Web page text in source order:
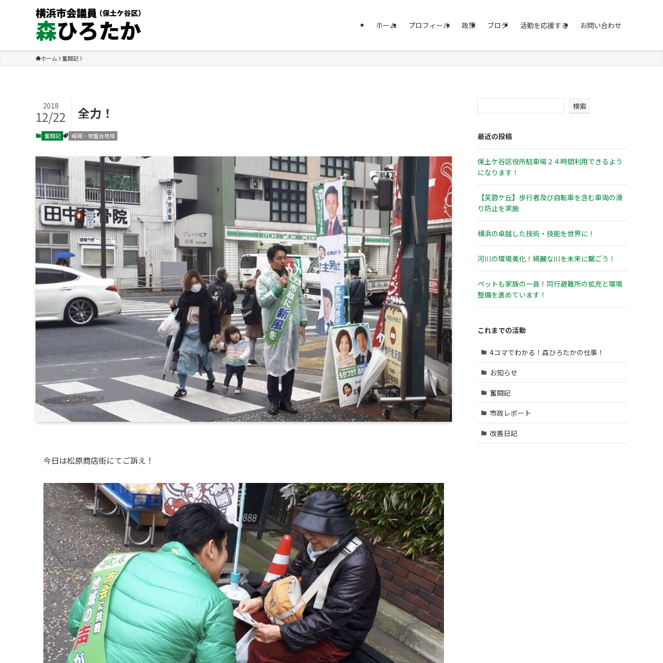
ホーム プロフィール 政策 ブログ 活動を応援する お問い合わせ
ホーム 奮闘記
全力！
2018
12/22
奮闘記 峰岡・常盤台地域
今日は松原商店街にてご訴え！
検索
最近の投稿
保土ケ谷区役所駐車場２４時間利用できるよう
になります！
【芙蓉ケ丘】歩行者及び自転車を含む車両の滑
り防止を実施
横浜の卓越した技術・技能を世界に！
河川の環境美化！綺麗な川を未来に繋ごう！
ペットも家族の一員！同行避難所の拡充と環境
整備を進めています！
これまでの活動
4コマでわかる！森ひろたかの仕事！
お知らせ
奮闘記
市政レポート
改善日記